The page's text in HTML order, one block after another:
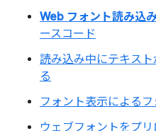
Web フォント読み込
ースコード
読み込み中にテキス
る
フォント表示による
ウェブフォントをプ